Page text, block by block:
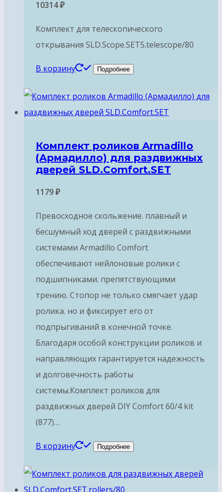
10314₽
Комплект для телескопического
открывания SLD.Scope.SET5.telescope/80
В корзину Подробнее
Комплект роликов Armadillo
(Армадилло) для раздвижных
дверей SLD.Comfort.SET
1179₽
Превосходное скольжение. плавный и
бесшумный ход дверей с раздвижными
системами Armadillo Comfort
обеспечивают нейлоновые ролики с
подшипниками. препятствующими
трению. Стопор не только смягчает удар
ролика. но и фиксирует его от
подпрыгиваний в конечной точке.
Благодаря особой конструкции роликов и
направляющих гарантируется надежность
и долговечность работы
системы.Комплект роликов для
раздвижных дверей DIY Comfort 60/4 kit
(877)…
В корзину Подробнее